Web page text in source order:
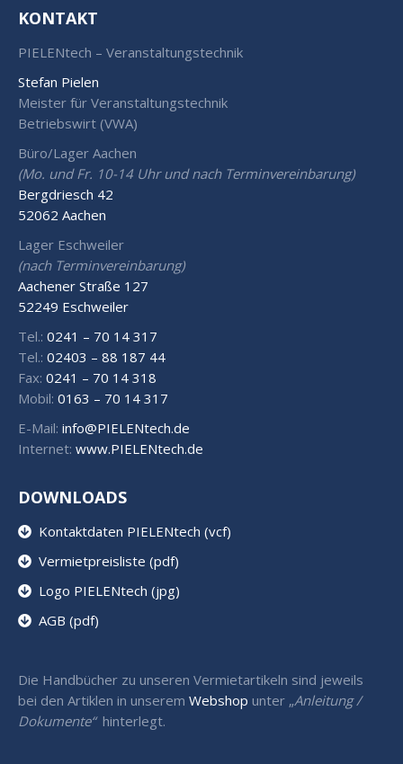
KONTAKT
PIELENtech – Veranstaltungstechnik
Stefan Pielen
Meister für Veranstaltungstechnik
Betriebswirt (VWA)
Büro/Lager Aachen
(Mo. und Fr. 10-14 Uhr und nach Terminvereinbarung)
Bergdriesch 42
52062 Aachen
Lager Eschweiler
(nach Terminvereinbarung)
Aachener Straße 127
52249 Eschweiler
Tel.: 0241 – 70 14 317
Tel.: 02403 – 88 187 44
Fax: 0241 – 70 14 318
Mobil: 0163 – 70 14 317
E-Mail: info@PIELENtech.de
Internet: www.PIELENtech.de
DOWNLOADS
Kontaktdaten PIELENtech (vcf)
Vermietpreisliste (pdf)
Logo PIELENtech (jpg)
AGB (pdf)
Die Handbücher zu unseren Vermietartikeln sind jeweils
bei den Artiklen in unserem Webshop unter „Anleitung /
Dokumente“ hinterlegt.